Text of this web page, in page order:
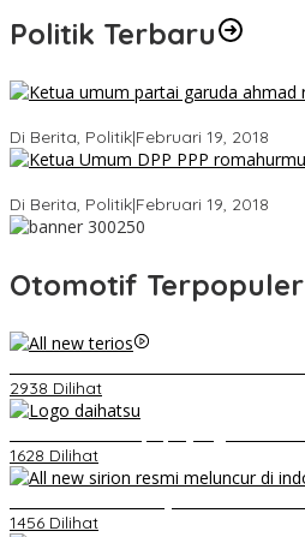
Politik Terbaru
Di Berita, Politik|Februari 19, 2018
Di Berita, Politik|Februari 19, 2018
Otomotif Terpopuler
2938 Dilihat
1628 Dilihat
1456 Dilihat